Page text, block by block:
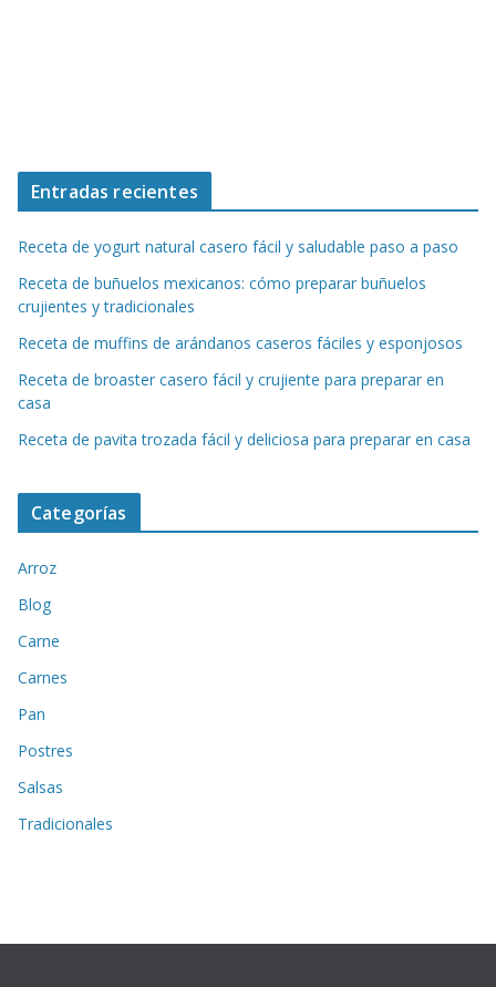
Entradas recientes
Receta de yogurt natural casero fácil y saludable paso a paso
Receta de buñuelos mexicanos: cómo preparar buñuelos
crujientes y tradicionales
Receta de muffins de arándanos caseros fáciles y esponjosos
Receta de broaster casero fácil y crujiente para preparar en
casa
Receta de pavita trozada fácil y deliciosa para preparar en casa
Categorías
Arroz
Blog
Carne
Carnes
Pan
Postres
Salsas
Tradicionales